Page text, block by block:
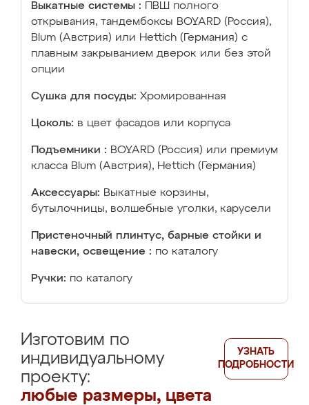
Выкатные системы :
ПВШ полного
открывания, тандембоксы BOYARD (Россия),
Blum (Австрия) или Hettich (Германия) с
плавным закрыванием дверок или без этой
опции
Сушка для посуды: Хромированная
Цоколь: в цвет фасадов или корпуса
Подъемники : BOYARD (Россия) или премиум
класса Blum (Австрия), Hettich (Германия)
Аксессуары: Выкатные корзины,
бутылочницы, волшебные уголки, карусели
Пристеночный плинтус, барные стойки и
навески, освещение : по каталогу
Ручки: по каталогу
Изготовим по
индивидуальному
проекту:
любые размеры, цвета
УЗНАТЬ
ПОДРОБНОСТИ